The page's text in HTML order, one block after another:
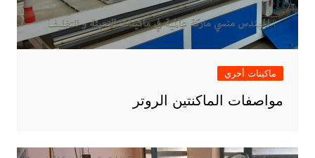
ماكينات أخري
مواصفات الماكنتين الروتر